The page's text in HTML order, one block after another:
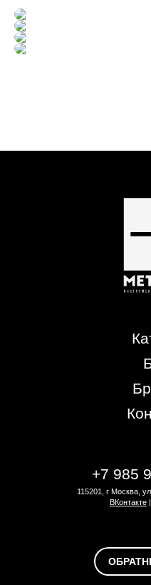
+7 985
115201, г Москва,
ВКонтакте |